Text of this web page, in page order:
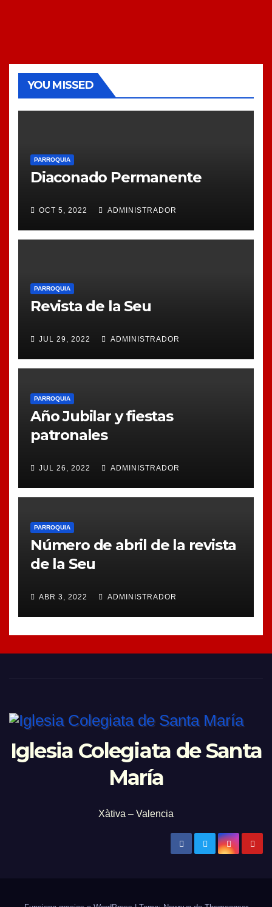
YOU MISSED
PARROQUIA
Diaconado Permanente
OCT 5, 2022 ADMINISTRADOR
PARROQUIA
Revista de la Seu
JUL 29, 2022 ADMINISTRADOR
PARROQUIA
Año Jubilar y fiestas
patronales
JUL 26, 2022 ADMINISTRADOR
PARROQUIA
Número de abril de la revista
de la Seu
ABR 3, 2022 ADMINISTRADOR
Iglesia Colegiata de Santa
María
Xàtiva – Valencia